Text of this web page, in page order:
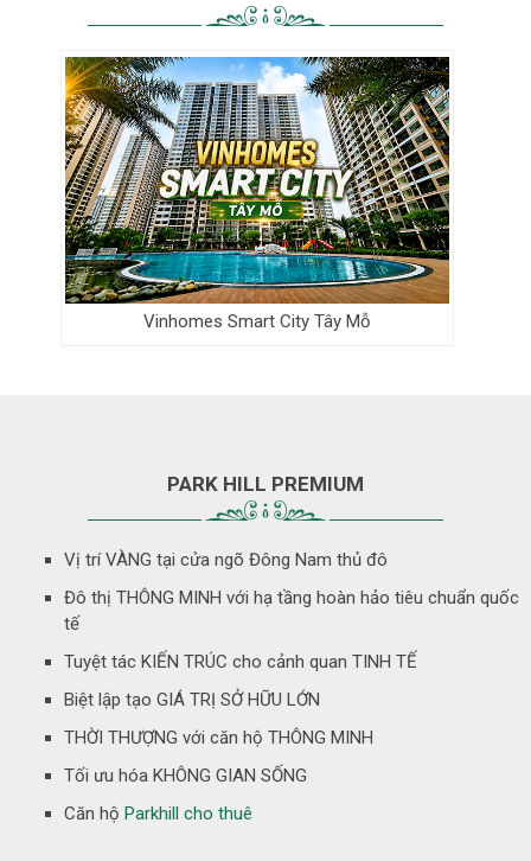
Vinhomes Smart City Tây Mỗ
PARK HILL PREMIUM
Vị trí VÀNG tại cửa ngõ Đông Nam thủ đô
Đô thị THÔNG MINH với hạ tầng hoàn hảo tiêu chuẩn quốc
tế
Tuyệt tác KIẾN TRÚC cho cảnh quan TINH TẾ
Biệt lập tạo GIÁ TRỊ SỞ HỮU LỚN
THỜI THƯỢNG với căn hộ THÔNG MINH
Tối ưu hóa KHÔNG GIAN SỐNG
Căn hộ Parkhill cho thuê